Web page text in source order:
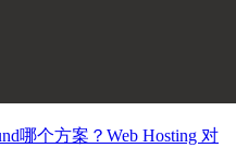
哪个方案？Web Hosting 对